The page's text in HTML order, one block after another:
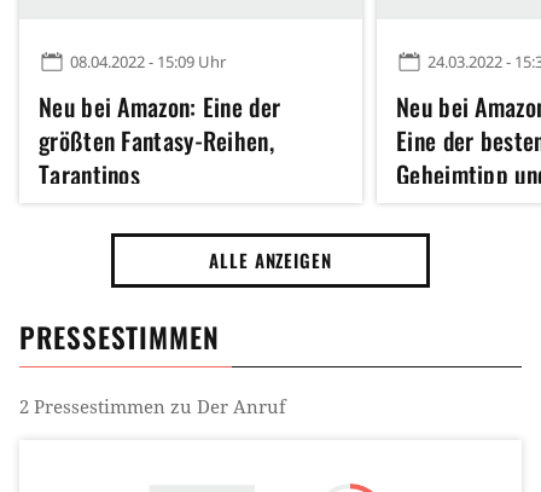
08.04.2022 - 15:09 Uhr
Neu bei Amazon: Eine der
größten Fantasy-Reihen,
Tarantinos
Lieblingsschauspieler und 41
weitere Filme und Serien
24.03.2022 -
Neu bei
Eine der
Geheimtipp
Potter-Filme
ALLE ANZEIGEN
PRESSESTIMMEN
2 Pressestimmen zu Der Anruf